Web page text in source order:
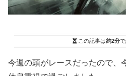
この記事は約2分で
今週の頭がレースだったので、